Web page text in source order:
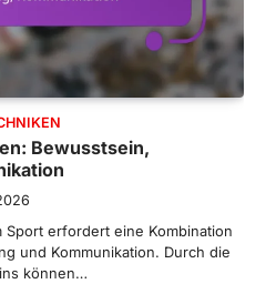
Bewusstsein,
Sport erfordert eine Kombination
und Kommunikation. Durch die
können…